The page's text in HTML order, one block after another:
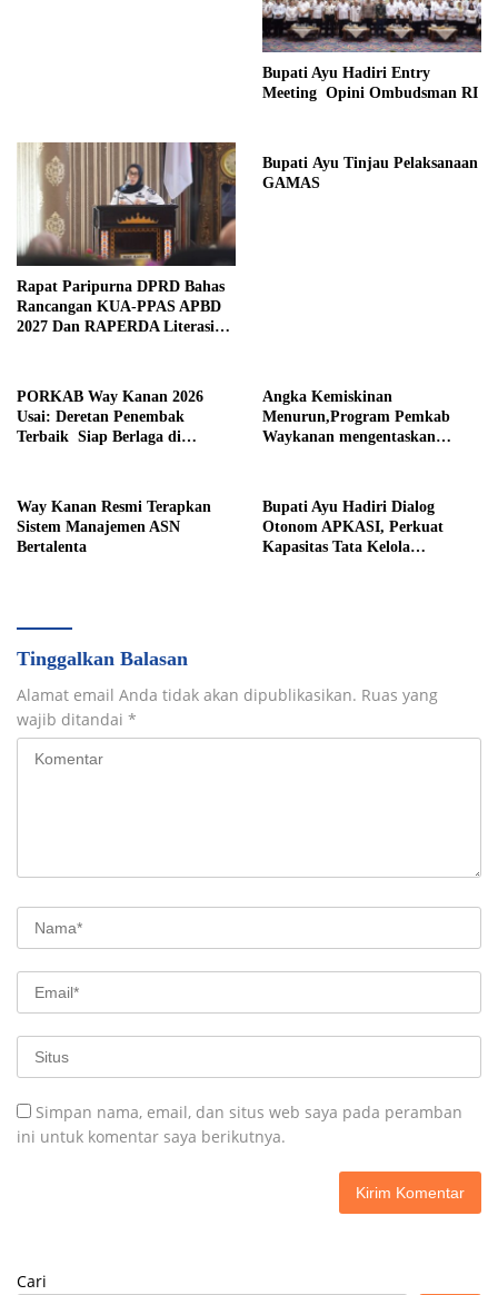
Bupati Ayu Hadiri Entry
Meeting Opini Ombudsman RI
Rapat Paripurna DPRD Bahas
Rancangan KUA-PPAS APBD
2027 Dan RAPERDA Literasi
Bupati Ayu Tinjau Pelaksanaan
GAMAS
PORKAB Way Kanan 2026
Usai: Deretan Penembak
Terbaik Siap Berlaga di
Angka Kemiskinan
Menurun,Program Pemkab
Waykanan mengentaskan
Way Kanan Resmi Terapkan
Sistem Manajemen ASN
Bertalenta
Bupati Ayu Hadiri Dialog
Otonom APKASI, Perkuat
Kapasitas Tata Kelola
Tinggalkan Balasan
Alamat email Anda tidak akan dipublikasikan. Ruas yang
wajib ditandai *
Simpan nama, email, dan situs web saya pada peramban
ini untuk komentar saya berikutnya.
Cari